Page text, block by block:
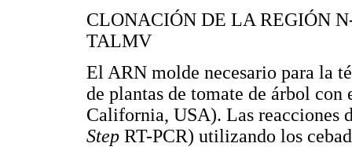
CLONACIÓN DE LA REGIÓN
TALMV
El ARN molde necesario para la
de plantas de tomate de árbol con
California, USA). Las reacciones
Step RT-PCR) utilizando los